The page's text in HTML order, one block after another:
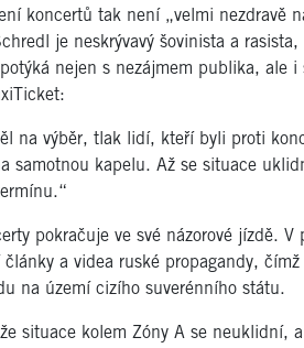
koncertů tak není „velmi nezdravě
je neskrývavý šovinista a
nejen s nezájmem publika, ale
na výběr, tlak lidí, kteří byli proti
samotnou kapelu. Až se situace
pokračuje ve své názorové jízdě.
a videa ruské propagandy,
na území cizího suverénního státu.
situace kolem Zóny A se neuklidní,